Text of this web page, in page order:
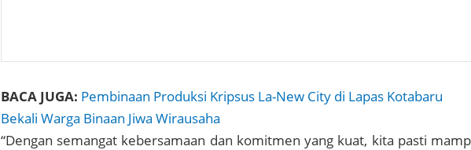
BACA JUGA: Pembinaan Produksi Kripsus La-New City di Lapas Kotabaru
Bekali Warga Binaan Jiwa Wirausaha
“Dengan semangat kebersamaan dan komitmen yang kuat, kita pasti